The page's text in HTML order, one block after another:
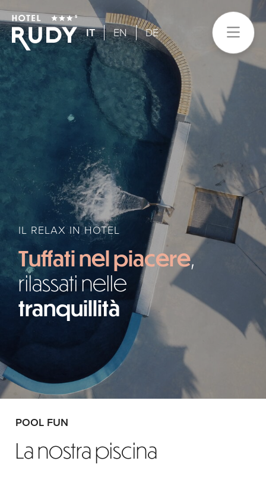
IT EN DE
IL RELAX IN HOTEL
Tuffati nel piacere,
rilassati nelle
tranquillità
POOL FUN
La nostra piscina